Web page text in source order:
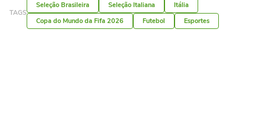
TAGS
Seleção Brasileira Seleção Italiana
Itália
Copa do Mundo da Fifa 2026
Futebol Esportes